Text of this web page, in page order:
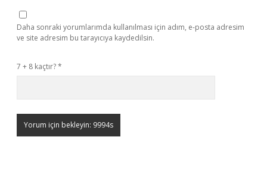
Daha sonraki yorumlarımda kullanılması için adım, e-posta adresim
ve site adresim bu tarayıcıya kaydedilsin.
7 + 8 kaçtır?*